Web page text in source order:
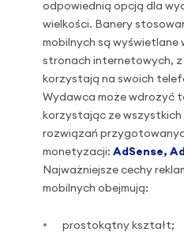
odpowiednią opcją dla
wielkości. Banery
mobilnych są wyświetlane
stronach internetowych,
korzystają na swoich
Wydawca może wdrożyć
korzystając ze
rozwiązań
monetyzacji: AdSense,
Najważniejsze cechy
mobilnych obejmują:
prostokątny kształt;